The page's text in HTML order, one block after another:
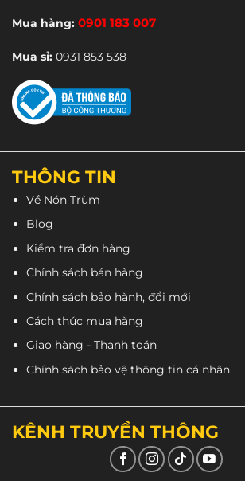
Xốp của nón làm từ EPS giúp hấp
đầu tốt hơn.
Mua hàng: 0901 183 007
Mua sỉ: 0931 853 538
THÔNG TIN
Về Nón Trùm
Blog
Kiểm tra đơn hàng
Chính sách bán hàng
Chính sách bảo hành, đổi mới
Cách thức mua hàng
Giao hàng - Thanh toán
Chính sách bảo vệ thông tin cá nhân
KÊNH TRUYỀN THÔNG